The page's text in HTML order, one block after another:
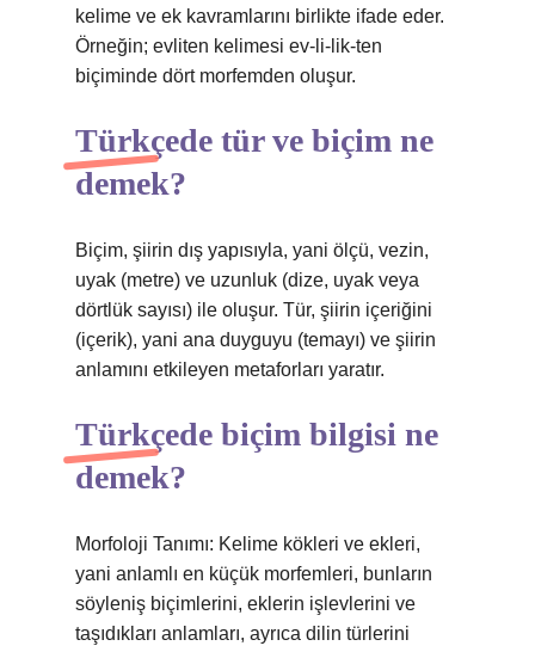
kelime ve ek kavramlarını birlikte ifade eder.
Örneğin; evliten kelimesi ev-li-lik-ten
biçiminde dört morfemden oluşur.
Türkçede tür ve biçim ne
demek?
Biçim, şiirin dış yapısıyla, yani ölçü, vezin,
uyak (metre) ve uzunluk (dize, uyak veya
dörtlük sayısı) ile oluşur. Tür, şiirin içeriğini
(içerik), yani ana duyguyu (temayı) ve şiirin
anlamını etkileyen metaforları yaratır.
Türkçede biçim bilgisi ne
demek?
Morfoloji Tanımı: Kelime kökleri ve ekleri,
yani anlamlı en küçük morfemleri, bunların
söyleniş biçimlerini, eklerin işlevlerini ve
taşıdıkları anlamları, ayrıca dilin türlerini